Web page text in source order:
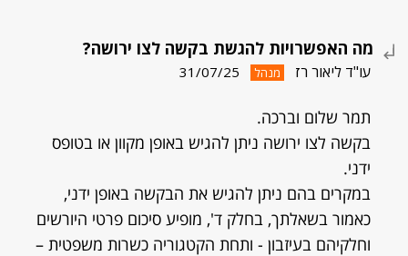
מה האפשרויות להגשת בקשה לצו ירושה?
עו"ד ליאור רז מנהל 31/07/25
תמר שלום וברכה.
בקשה לצו ירושה ניתן להגיש באופן מקוון או בטופס
ידני.
במקרים בהם ניתן להגיש את הבקשה באופן ידני,
כאמור בשאלתך, בחלק ד', מופיע סיכום פרטי היורשים
וחלקיהם בעיזבון - ותחת הקטגוריה כשרות משפטית –